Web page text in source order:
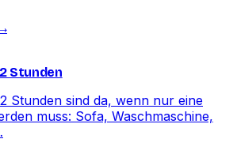
Stunden
Stunden sind da, wenn nur eine
muss: Sofa, Waschmaschine,